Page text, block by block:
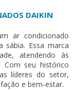
DAIKIN
ar condicionado
sábia. Essa marca
atendendo às
Com seu histórico
líderes do setor,
e bem-estar.